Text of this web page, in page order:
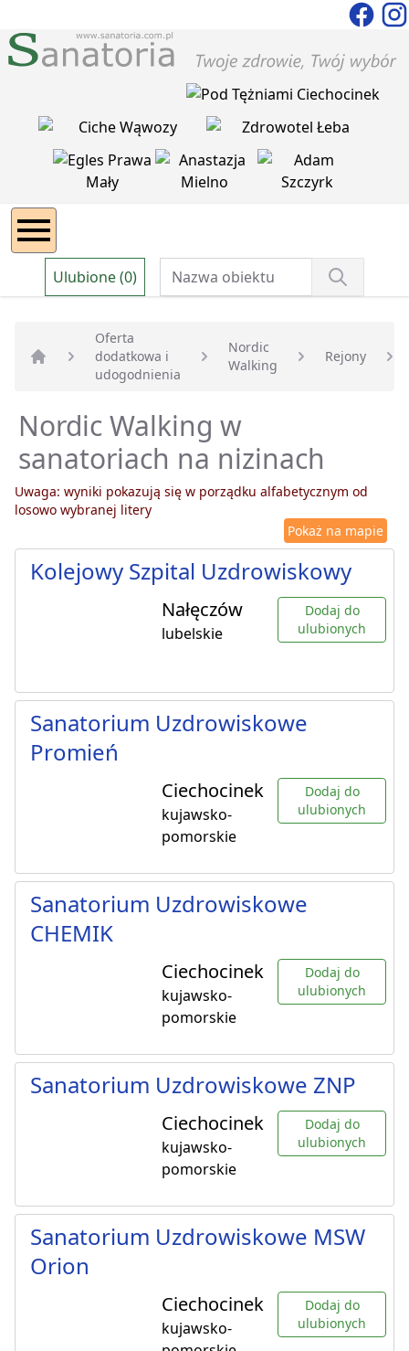
Ulubione (0)
Strona główna
Oferta
dodatkowa i
udogodnienia
Nordic
Walking
Rejony
Nordic Walking w
sanatoriach na nizinach
Uwaga: wyniki pokazują się w porządku alfabetycznym od
losowo wybranej litery
Pokaż na mapie
Kolejowy Szpital Uzdrowiskowy
Nałęczów
lubelskie
Dodaj do
ulubionych
Sanatorium Uzdrowiskowe
Promień
Ciechocinek
kujawsko-
pomorskie
Dodaj do
ulubionych
Sanatorium Uzdrowiskowe
CHEMIK
Ciechocinek
kujawsko-
pomorskie
Dodaj do
ulubionych
Sanatorium Uzdrowiskowe ZNP
Ciechocinek
kujawsko-
pomorskie
Dodaj do
ulubionych
Sanatorium Uzdrowiskowe MSW
Orion
Ciechocinek
kujawsko-
Dodaj do
ulubionych